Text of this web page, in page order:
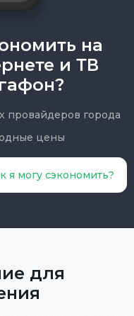
на
и ТВ
города
цены
я могу сэкономить?
для